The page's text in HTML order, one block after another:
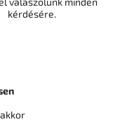
kérdésére.